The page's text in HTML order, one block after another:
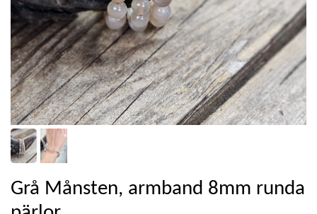
Grå Månsten, armband 8mm runda